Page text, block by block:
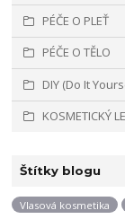
PÉČE O PLEŤ
PÉČE O TĚLO
DIY (Do It
KOSMETICKÝ
Štítky blogu
Vlasová kosmetika